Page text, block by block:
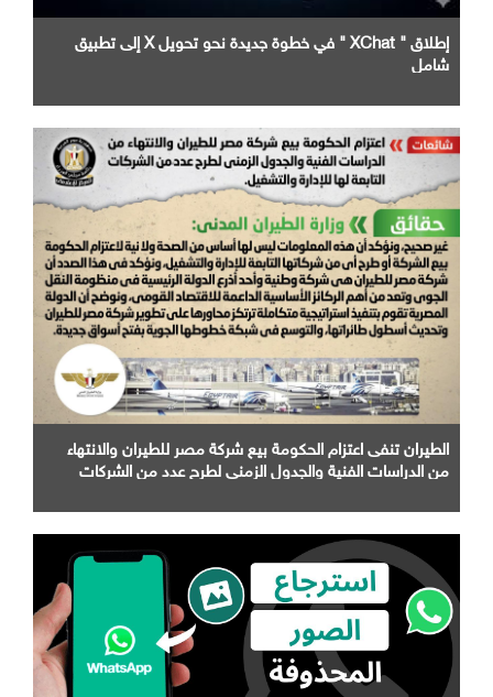
إطلاق " XChat " في خطوة جديدة نحو تحويل X إلى تطبيق
شامل
الطيران تنفى اعتزام الحكومة بيع شركة مصر للطيران والانتهاء
من الدراسات الفنية والجدول الزمني لطرح عدد من الشركات